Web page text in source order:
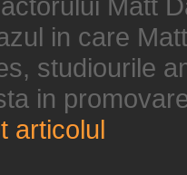
in care
studiourile
in
articolul